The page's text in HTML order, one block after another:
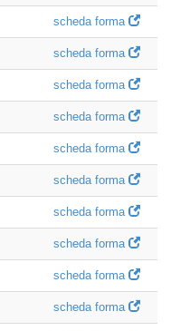
scheda forma
scheda forma
scheda forma
scheda forma
scheda forma
scheda forma
scheda forma
scheda forma
scheda forma
scheda forma